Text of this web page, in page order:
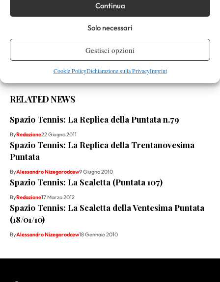
Continua
Solo necessari
Gestisci opzioni
Cookie PolicyDichiarazione sulla PrivacyImprint
Instagram
RELATED NEWS
Spazio Tennis: La Replica della Puntata n.79
ByRedazione22 Giugno 2011
Spazio Tennis: La Replica della Trentanovesima
Puntata
ByAlessandro Nizegorodcew9 Giugno 2010
Spazio Tennis: La Scaletta (Puntata 107)
ByRedazione17 Marzo 2012
Spazio Tennis: La Scaletta della Ventesima Puntata
(18/01/10)
ByAlessandro Nizegorodcew18 Gennaio 2010